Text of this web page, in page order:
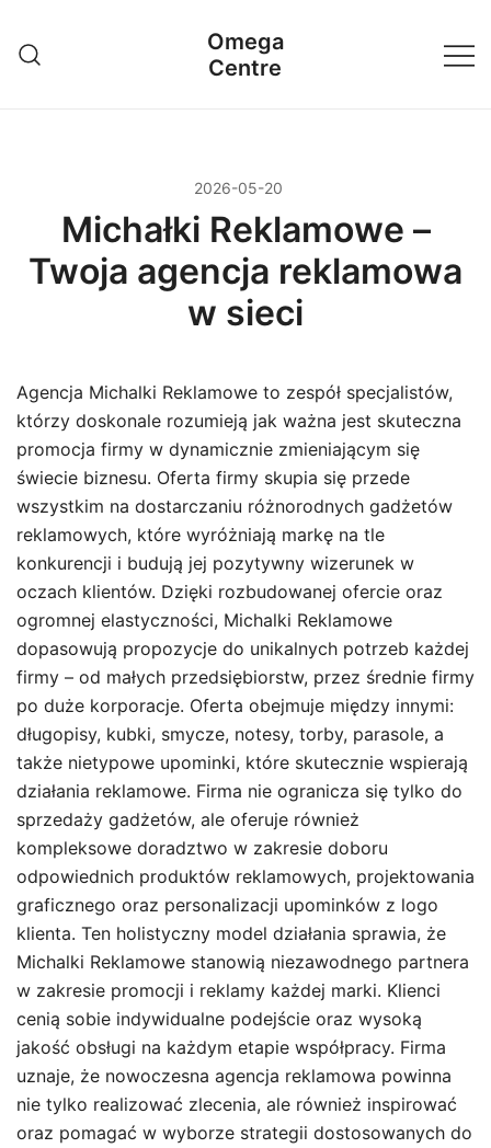
treści
Omega
Centre
2026-05-20
Michałki Reklamowe –
Twoja agencja reklamowa
w sieci
Agencja Michalki Reklamowe to zespół specjalistów,
którzy doskonale rozumieją jak ważna jest skuteczna
promocja firmy w dynamicznie zmieniającym się
świecie biznesu. Oferta firmy skupia się przede
wszystkim na dostarczaniu różnorodnych gadżetów
reklamowych, które wyróżniają markę na tle
konkurencji i budują jej pozytywny wizerunek w
oczach klientów. Dzięki rozbudowanej ofercie oraz
ogromnej elastyczności, Michalki Reklamowe
dopasowują propozycje do unikalnych potrzeb każdej
firmy – od małych przedsiębiorstw, przez średnie firmy
po duże korporacje. Oferta obejmuje między innymi:
długopisy, kubki, smycze, notesy, torby, parasole, a
także nietypowe upominki, które skutecznie wspierają
działania reklamowe. Firma nie ogranicza się tylko do
sprzedaży gadżetów, ale oferuje również
kompleksowe doradztwo w zakresie doboru
odpowiednich produktów reklamowych, projektowania
graficznego oraz personalizacji upominków z logo
klienta. Ten holistyczny model działania sprawia, że
Michalki Reklamowe stanowią niezawodnego partnera
w zakresie promocji i reklamy każdej marki. Klienci
cenią sobie indywidualne podejście oraz wysoką
jakość obsługi na każdym etapie współpracy. Firma
uznaje, że nowoczesna agencja reklamowa powinna
nie tylko realizować zlecenia, ale również inspirować
oraz pomagać w wyborze strategii dostosowanych do